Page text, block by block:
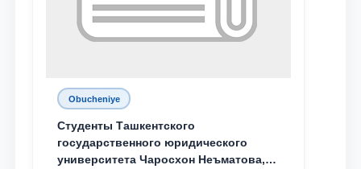
Obucheniye
Студенты Ташкентского
государственного юридического
университета Чаросхон Неъматова,